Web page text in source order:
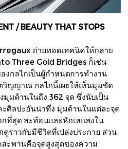
/ BEAUTY THAT STOPS
ถ่ายทอดเทคนิคให้กลาย
Three Gold Bridges ก็เช่น
งกลไกเป็นผู้กำหนดการทำงาน
วิญญาณ กลไกนี้เผยให้เห็นมุมขัด
มุมด้านในถึง 362 จุด ซึ่งนับเป็น
ะศิลปะอันน่าทึ่ง มุมด้านในแต่ละจุด
ที่สุด สะท้อนและหักเหแสงใน
ราวกับมีชีวิตที่เปล่งประกาย ส่วน
ะพานคือจุดสูงสุดของความ